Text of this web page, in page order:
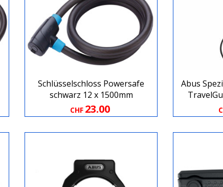
Schlüsselschloss Powersafe
schwarz 12 x 1500mm
CHF 23.00
Abus